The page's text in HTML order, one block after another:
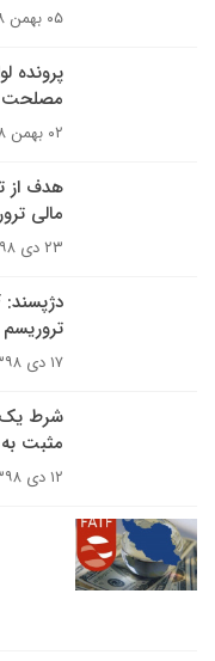
۰۵ بهمن ۱۳۹۸
مصلحت
۰۲ بهمن ۱۳۹۸
مالی
۲۳ دی ۱۳۹۸
۱۷ دی ۱۳۹۸
شرط یک
مثبت به FATF
۱۲ دی ۱۳۹۸